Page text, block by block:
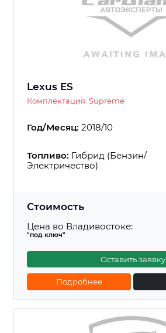
Lexus ES
Комплектация: Supreme
Год/Месяц: 2018/10
Топливо: Гибрид (Бензин/
Электричество)
Стоимость
Цена во Владивостоке:
"под ключ"
Оставить заявку
Подробнее